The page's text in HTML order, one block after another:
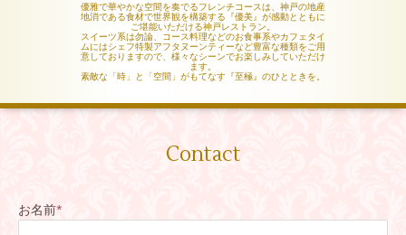
優雅で華やかな空間を奏でるフレンチコースは、神戸の地産
地消である食材で世界観を構築する『優美』が感動とともに
ご堪能いただける神戸レストラン。
スイーツ系は勿論、コース料理などのお食事系やカフェタイ
ムにはシェフ特製アフタヌーンティーなど豊富な種類をご用
意しておりますので、様々なシーンでお楽しみしていただけ
ます。
素敵な「時」と「空間」がもてなす『至極』のひとときを。
Contact
お名前*